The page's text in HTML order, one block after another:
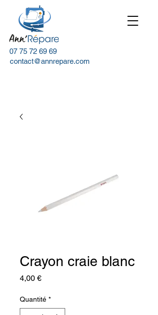
07 75 72 69 69
contact@annrepare.com
Crayon craie blanc
4,00 €Prix
Quantité *